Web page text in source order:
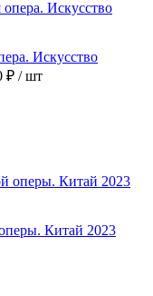
Искусство
₽ / шт
Китай 2023